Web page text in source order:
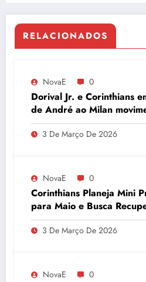
RELACIONADOS
NovaE 0
Dorival Jr. e Corinthians
de André ao Milan
São Jorge
3 De Março De 2026
NovaE 0
Corinthians Planeja Mini
para Maio e Busca
Desempenho
3 De Março De 2026
NovaE 0